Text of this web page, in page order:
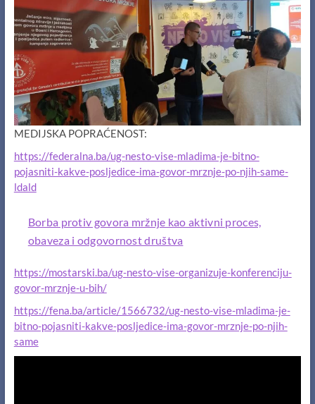
MEDIJSKA POPRAĆENOST:
https://federalna.ba/ug-nesto-vise-mladima-je-bitno-
pojasniti-kakve-posljedice-ima-govor-mrznje-po-njih-same-
ldald
Borba protiv govora mržnje kao aktivni proces,
obaveza i odgovornost društva
https://mostarski.ba/ug-nesto-vise-organizuje-konferenciju-
govor-mrznje-u-bih/
https://fena.ba/article/1566732/ug-nesto-vise-mladima-je-
bitno-pojasniti-kakve-posljedice-ima-govor-mrznje-po-njih-
same